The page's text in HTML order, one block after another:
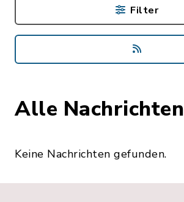
Alle Nachrichten
Keine Nachrichten gefunden.
Filter